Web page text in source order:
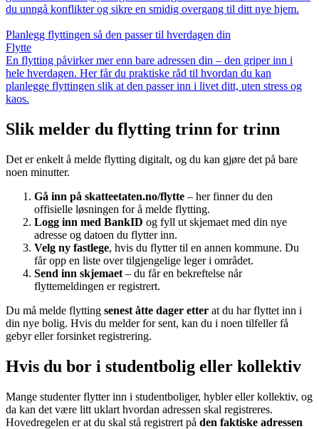
du unngå konflikter og sikre en smidig overgang til ditt nye hjem.
Planlegg flyttingen så den passer til hverdagen din
Flytte
En flytting påvirker mer enn bare adressen din – den griper inn i
hele hverdagen. Her får du praktiske råd til hvordan du kan
planlegge flyttingen slik at den passer inn i livet ditt, uten stress og
kaos.
Slik melder du flytting trinn for trinn
Det er enkelt å melde flytting digitalt, og du kan gjøre det på bare
noen minutter.
Gå inn på skatteetaten.no/flytte – her finner du den
offisielle løsningen for å melde flytting.
Logg inn med BankID og fyll ut skjemaet med din nye
adresse og datoen du flytter inn.
Velg ny fastlege, hvis du flytter til en annen kommune. Du
får opp en liste over tilgjengelige leger i området.
Send inn skjemaet – du får en bekreftelse når
flyttemeldingen er registrert.
Du må melde flytting senest åtte dager etter at du har flyttet inn i
din nye bolig. Hvis du melder for sent, kan du i noen tilfeller få
gebyr eller forsinket registrering.
Hvis du bor i studentbolig eller kollektiv
Mange studenter flytter inn i studentboliger, hybler eller kollektiv, og
da kan det være litt uklart hvordan adressen skal registreres.
Hovedregelen er at du skal stå registrert på den faktiske adressen